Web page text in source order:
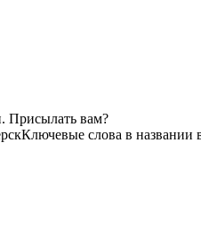
Присылать вам?
Ключевые слова в названии